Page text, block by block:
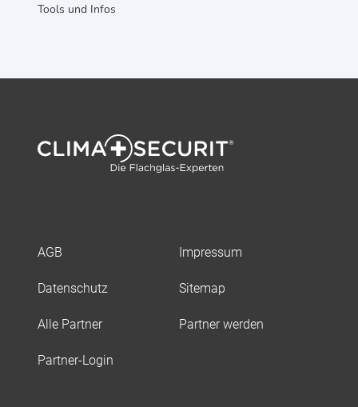
Tools und Infos
AGB Impressum
Datenschutz Sitemap
Alle Partner Partner werden
Partner-Login